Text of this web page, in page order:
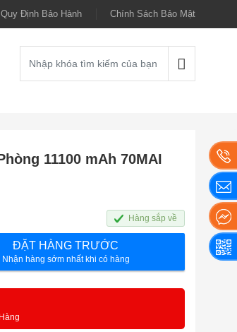
Quy Định Bảo Hành Chính Sách Bảo Mật
11100 mAh 70MAI
Hàng sắp về
ĐẶT HÀNG TRƯỚC
Nhận hàng sớm nhất khi có hàng